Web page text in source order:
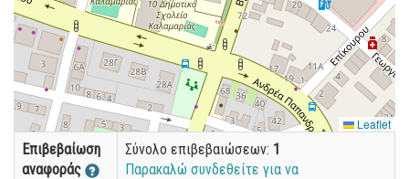
Leaflet
Επιβεβαίωση
αναφοράς
Σύνολο επιβεβαιώσεων: 1
Παρακαλώ συνδεθείτε για να